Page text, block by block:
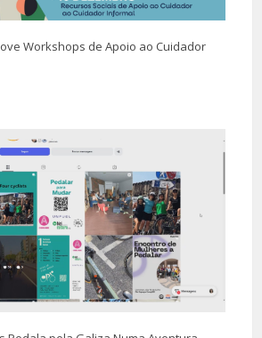
Workshops de Apoio ao Cuidador